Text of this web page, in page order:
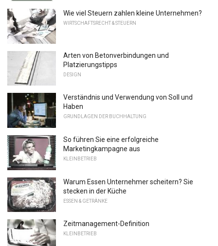
Wie viel Steuern zahlen kleine Unternehmen?
WIRTSCHAFTSRECHT & STEUERN
Arten von Betonverbindungen und
Platzierungstipps
DESIGN
Verständnis und Verwendung von Soll und
Haben
GRUNDLAGEN DER BUCHHALTUNG
So führen Sie eine erfolgreiche
Marketingkampagne aus
KLEINBETRIEB
Warum Essen Unternehmer scheitern? Sie
stecken in der Küche
ESSEN & GETRÄNKE
Zeitmanagement-Definition
KLEINBETRIEB